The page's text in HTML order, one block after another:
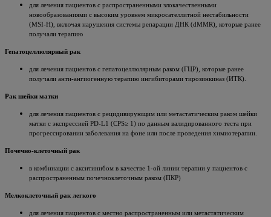
для лечения пациентов с распространенными злокачественными
новообразованиями с высоким уровнем микросателлитной нестабильности
(МSI-H), включая нарушения системы репарации ДНК (dMМR), которые ранее
получали терапию
Гепатоцеллюлярный рак
для лечения пациентов с гепатоцеллюлярным раком (ГЦР), которые ранее
получали анти-ангиогенную терапию ингибиторами тирозинкиназ (ИТК).
Рак шейки матки
для лечения пациентов с рецидивирующим или метастатическим раком шейки
матки с экспрессией PD-L1 (CPS≥ 1) по данным валидированного теста при
прогрессировании заболевания на фоне или после проведения химиотерапии.
Почечно-клеточный рак
в комбинации с акситинибом в качестве 1-ой линии терапии у пациентов с
распространенным почечноклеточным раком (ПКР)
Мелкоклеточный рак легкого
для лечения пациентов с местно распространенным или метастатическим